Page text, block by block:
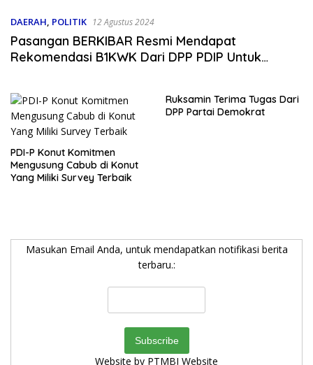
DAERAH, POLITIK 12 Agustus 2024
Pasangan BERKIBAR Resmi Mendapat
Rekomendasi B1KWK Dari DPP PDIP Untuk
PDI-P Konut Komitmen
Mengusung Cabub di Konut
Yang Miliki Survey Terbaik
Ruksamin Terima Tugas Dari
DPP Partai Demokrat
Masukan Email Anda, untuk mendapatkan notifikasi berita
terbaru.:
Website by PTMBI Website